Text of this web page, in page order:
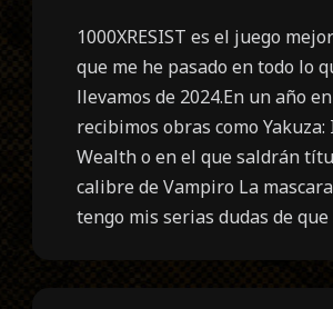
1000XRESIST es el juego
que me he pasado en todo lo
llevamos de 2024.En un año
recibimos obras como
Wealth o en el que saldrán
calibre de Vampiro La
tengo mis serias dudas de que